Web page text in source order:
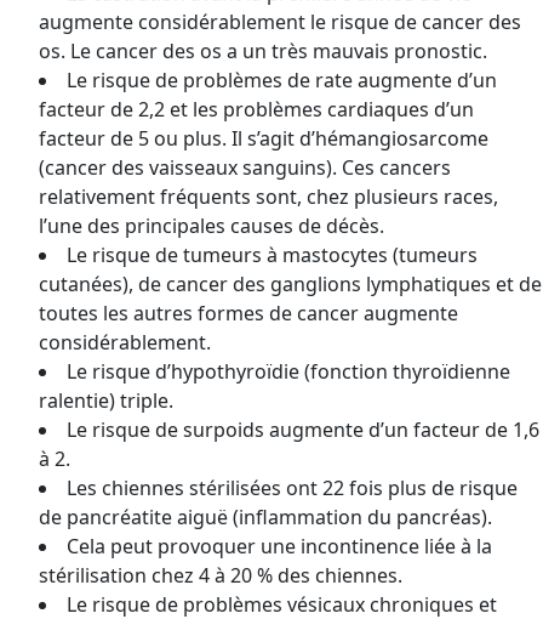
augmente considérablement le risque de cancer des
os. Le cancer des os a un très mauvais pronostic.
Le risque de problèmes de rate augmente d’un
facteur de 2,2 et les problèmes cardiaques d’un
facteur de 5 ou plus. Il s’agit d’hémangiosarcome
(cancer des vaisseaux sanguins). Ces cancers
relativement fréquents sont, chez plusieurs races,
l’une des principales causes de décès.
Le risque de tumeurs à mastocytes (tumeurs
cutanées), de cancer des ganglions lymphatiques et de
toutes les autres formes de cancer augmente
considérablement.
Le risque d’hypothyroïdie (fonction thyroïdienne
ralentie) triple.
Le risque de surpoids augmente d’un facteur de 1,6
à 2.
Les chiennes stérilisées ont 22 fois plus de risque
de pancréatite aiguë (inflammation du pancréas).
Cela peut provoquer une incontinence liée à la
stérilisation chez 4 à 20 % des chiennes.
Le risque de problèmes vésicaux chroniques et